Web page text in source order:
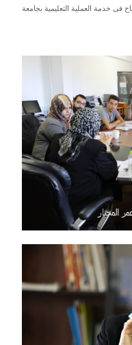
فى خدمة العملية التعليمية بجامعة